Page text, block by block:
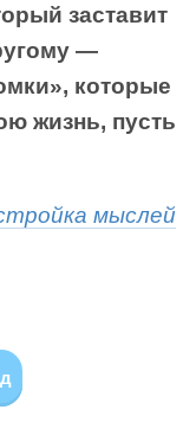
заставит
—
которые
жизнь, пусть
мыслей